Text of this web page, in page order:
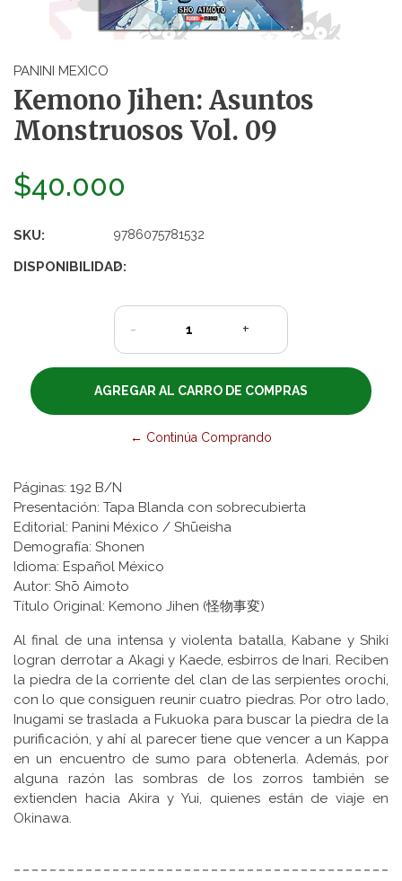
PANINI MEXICO
Kemono Jihen: Asuntos
Monstruosos Vol. 09
$40.000
SKU: 9786075781532
DISPONIBILIDAD:
2
- +
← Continúa Comprando
Páginas: 192 B/N
Presentación: Tapa Blanda con sobrecubierta
Editorial: Panini México / Shūeisha
Demografía: Shonen
Idioma: Español México
Autor: Shō Aimoto
Título Original: Kemono Jihen (怪物事変)
Al final de una intensa y violenta batalla, Kabane y Shiki
logran derrotar a Akagi y Kaede, esbirros de Inari. Reciben
la piedra de la corriente del clan de las serpientes orochi,
con lo que consiguen reunir cuatro piedras. Por otro lado,
Inugami se traslada a Fukuoka para buscar la piedra de la
purificación, y ahí al parecer tiene que vencer a un Kappa
en un encuentro de sumo para obtenerla. Además, por
alguna razón las sombras de los zorros también se
extienden hacia Akira y Yui, quienes están de viaje en
Okinawa.